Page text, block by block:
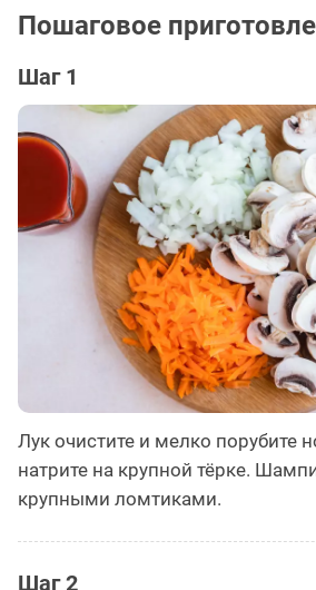
Пошаговое
Шаг 1
Лук очистите и мелко порубите
натрите на крупной тёрке.
крупными ломтиками.
Шаг 2